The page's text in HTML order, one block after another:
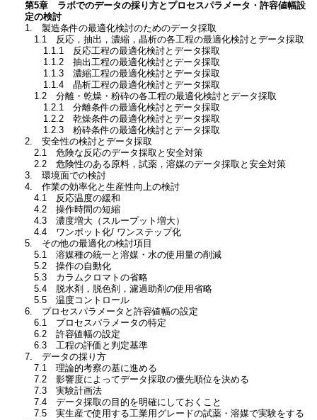
第5章 ラボでのデータの採り方とプロセスパラメータ・許容値幅設
定の検討
1. 製造条件の最適化検討のためのデータ採取
1.1 反応，抽出，濃縮，晶析の各工程の最適化検討とデータ採取
1.1.1 反応工程の最適化検討とデータ採取
1.1.2 抽出工程の最適化検討とデータ採取
1.1.3 濃縮工程の最適化検討とデータ採取
1.1.4 晶析工程の最適化検討とデータ採取
1.2 分離・乾燥・粉砕の各工程の最適化検討とデータ採取
1.2.1 分離条件の最適化検討とデータ採取
1.2.2 乾燥条件の最適化検討とデータ採取
1.2.3 粉砕条件の最適化検討とデータ採取
2. 安全性の検討とデータ採取
2.1 危険な反応のデータ採取と安全対策
2.2 危険性のある原料，試薬，溶媒のデータ採取と安全対策
3. 環境面での検討
4. 作業の効率化と生産性向上の検討
4.1 反応温度の緩和
4.2 操作時間の短縮
4.3 濃度増大（スループット増大）
4.4 ワンポット化/ ワンステップ化
5. その他の最適化の検討項目
5.1 溶媒種の統一と溶媒・水の使用量の削減
5.2 操作の自動化
5.3 カラムクロマトの省略
5.4 脱水剤，脱色剤，濾過助剤の使用省略
5.5 温度コントロール
6. プロセスパラメータと許容値幅の設定
6.1 プロセスパラメータの特定
6.2 許容値幅の設定
6.3 工程の評価と判定基準
7. データの採り方
7.1 理論的考察の基に進める
7.2 影響度によってデータ採取の優先順位を決める
7.3 実験計画法
7.4 データ採取の目的を明確にしておくこと
7.5 実生産で使用する工業用グレードの試薬・溶媒で実験をする